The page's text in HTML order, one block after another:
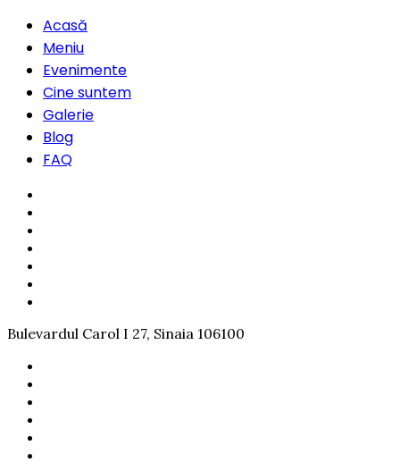
Acasă
Meniu
Evenimente
Cine suntem
Galerie
Blog
FAQ
Bulevardul Carol I 27, Sinaia 106100